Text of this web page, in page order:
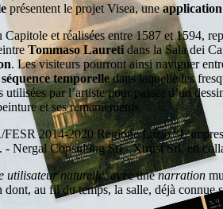
présentent le projet Visea, une
et réalisées entre 1587 et 1594,
Tommaso Laureti dans la Sala dei
. Les visiteurs pourront ainsi naviguer
séquence temporelledans laquelle les
par l’artiste pour passer d’un
et ses remaniements.
FESR 2014-2020 Regione Lazio
Nergal Consulting Srl - Xtrust Srl, en
utilisateur naturelle, avec unenarration
au fil du temps, la salle, déjà